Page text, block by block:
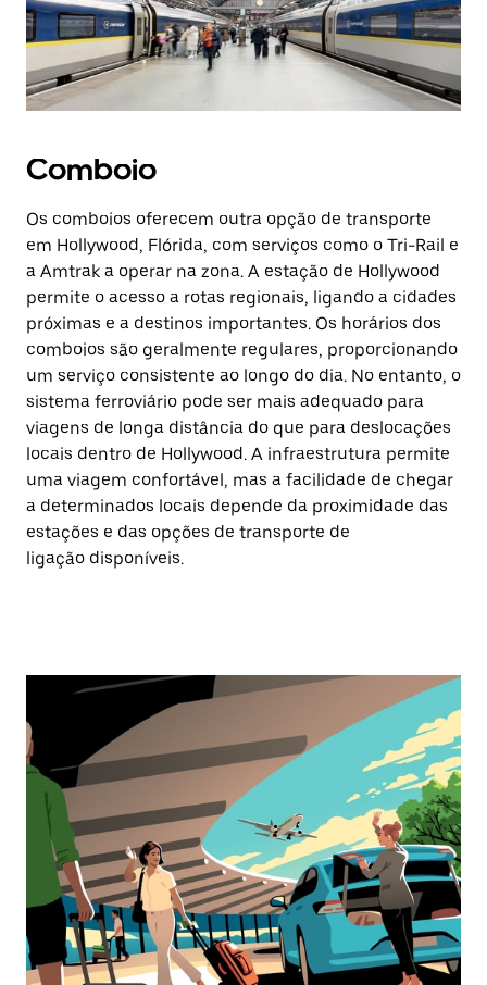
Comboio
Os comboios oferecem outra opção de transporte
em Hollywood, Flórida, com serviços como o Tri-Rail e
a Amtrak a operar na zona. A estação de Hollywood
permite o acesso a rotas regionais, ligando a cidades
próximas e a destinos importantes. Os horários dos
comboios são geralmente regulares, proporcionando
um serviço consistente ao longo do dia. No entanto, o
sistema ferroviário pode ser mais adequado para
viagens de longa distância do que para deslocações
locais dentro de Hollywood. A infraestrutura permite
uma viagem confortável, mas a facilidade de chegar
a determinados locais depende da proximidade das
estações e das opções de transporte de
ligação disponíveis.